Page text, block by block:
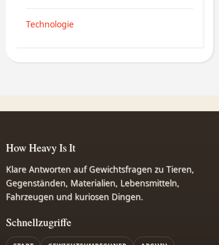
Technologie
Schnellzugriffe
How Heavy Is It
Klare Antworten auf Gewichtsfragen zu Tieren,
Gegenständen, Materialien, Lebensmitteln,
Fahrzeugen und kuriosen Dingen.